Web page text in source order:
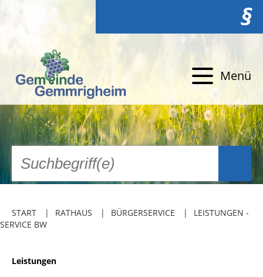
§
Menü
START RATHAUS BÜRGERSERVICE
LEISTUNGEN -
SERVICE BW
Leistungen